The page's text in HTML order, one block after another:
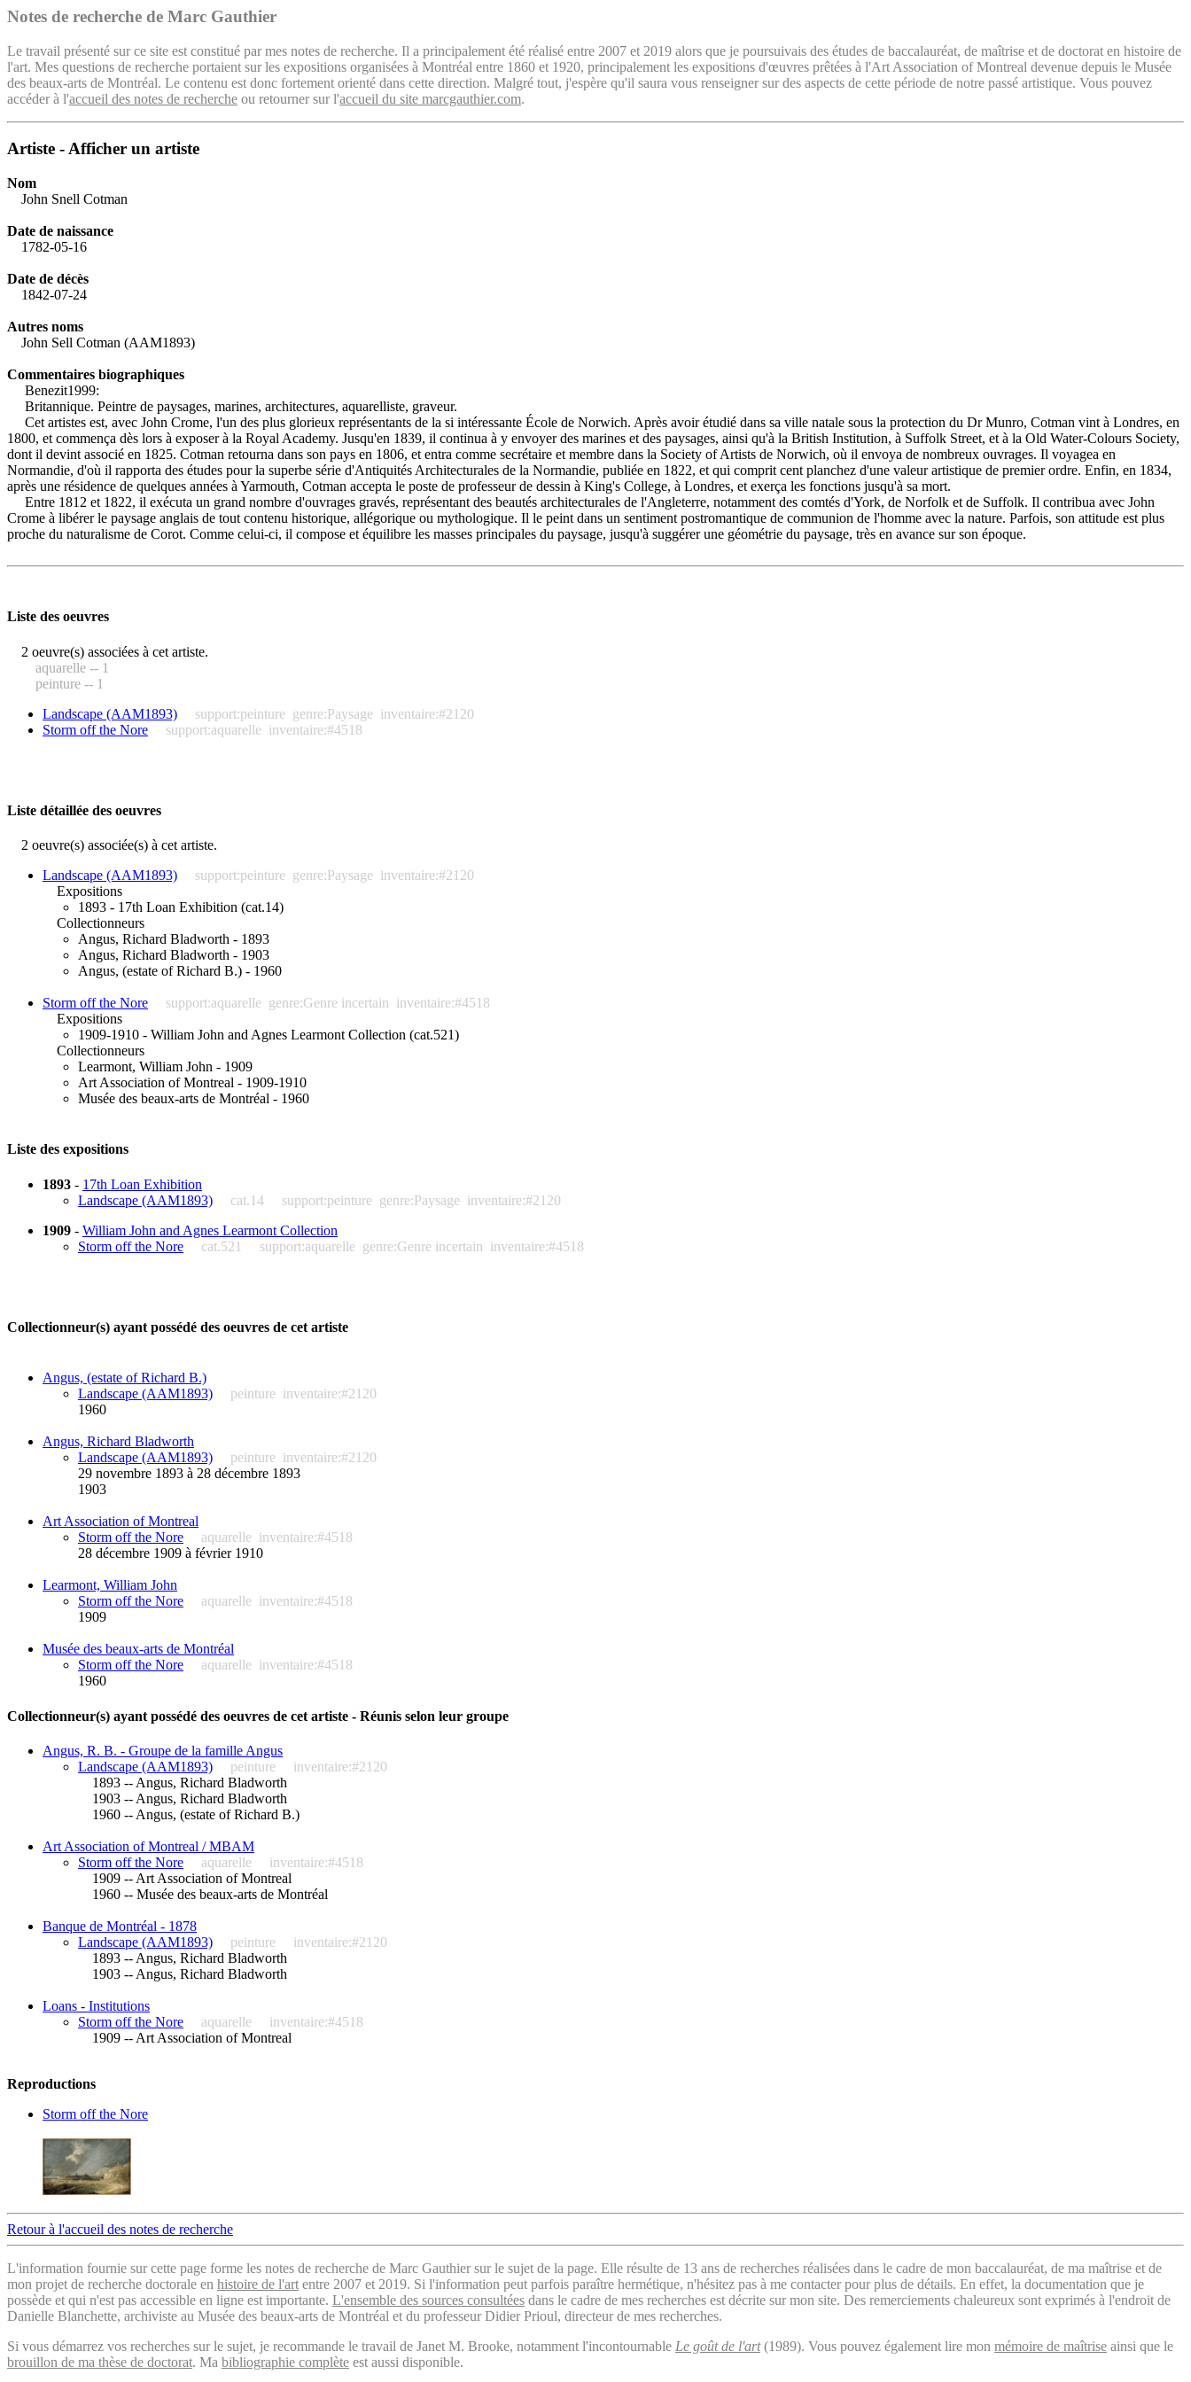
Notes de recherche de Marc Gauthier
Le travail présenté sur ce site est constitué par mes notes de recherche. Il a principalement été réalisé entre 2007 et 2019 alors que je poursuivais des études de baccalauréat, de maîtrise et de doctorat en histoire de
l'art. Mes questions de recherche portaient sur les expositions organisées à Montréal entre 1860 et 1920, principalement les expositions d'œuvres prêtées à l'Art Association of Montreal devenue depuis le Musée
des beaux-arts de Montréal. Le contenu est donc fortement orienté dans cette direction. Malgré tout, j'espère qu'il saura vous renseigner sur des aspects de cette période de notre passé artistique. Vous pouvez
accéder à l'accueil des notes de recherche ou retourner sur l'accueil du site marcgauthier.com.
Artiste - Afficher un artiste
Nom
John Snell Cotman
Date de naissance
1782-05-16
Date de décès
1842-07-24
Autres noms
John Sell Cotman (AAM1893)
Commentaires biographiques
Benezit1999:
Britannique. Peintre de paysages, marines, architectures, aquarelliste, graveur.
Cet artistes est, avec John Crome, l'un des plus glorieux représentants de la si intéressante École de Norwich. Après avoir étudié dans sa ville natale sous la protection du Dr Munro, Cotman vint à Londres, en
1800, et commença dès lors à exposer à la Royal Academy. Jusqu'en 1839, il continua à y envoyer des marines et des paysages, ainsi qu'à la British Institution, à Suffolk Street, et à la Old Water-Colours Society,
dont il devint associé en 1825. Cotman retourna dans son pays en 1806, et entra comme secrétaire et membre dans la Society of Artists de Norwich, où il envoya de nombreux ouvrages. Il voyagea en
Normandie, d'où il rapporta des études pour la superbe série d'Antiquités Architecturales de la Normandie, publiée en 1822, et qui comprit cent planchez d'une valeur artistique de premier ordre. Enfin, en 1834,
après une résidence de quelques années à Yarmouth, Cotman accepta le poste de professeur de dessin à King's College, à Londres, et exerça les fonctions jusqu'à sa mort.
Entre 1812 et 1822, il exécuta un grand nombre d'ouvrages gravés, représentant des beautés architecturales de l'Angleterre, notamment des comtés d'York, de Norfolk et de Suffolk. Il contribua avec John
Crome à libérer le paysage anglais de tout contenu historique, allégorique ou mythologique. Il le peint dans un sentiment postromantique de communion de l'homme avec la nature. Parfois, son attitude est plus
proche du naturalisme de Corot. Comme celui-ci, il compose et équilibre les masses principales du paysage, jusqu'à suggérer une géométrie du paysage, très en avance sur son époque.
Liste des oeuvres
2 oeuvre(s) associées à cet artiste.
aquarelle -- 1
peinture -- 1
Landscape (AAM1893)
support:peinture genre:Paysage inventaire:#2120
Storm off the Nore
support:aquarelle inventaire:#4518
Liste détaillée des oeuvres
2 oeuvre(s) associée(s) à cet artiste.
Landscape (AAM1893)
support:peinture genre:Paysage inventaire:#2120
Expositions
1893 - 17th Loan Exhibition (cat.14)
Collectionneurs
Angus, Richard Bladworth - 1893
Angus, Richard Bladworth - 1903
Angus, (estate of Richard B.) - 1960
Storm off the Nore support:aquarelle genre:Genre incertain inventaire:#4518
Expositions
1909-1910 - William John and Agnes Learmont Collection (cat.521)
Collectionneurs
Learmont, William John - 1909
Art Association of Montreal - 1909-1910
Musée des beaux-arts de Montréal - 1960
Liste des expositions
1893 - 17th Loan Exhibition
Landscape (AAM1893)
cat.14 support:peinture genre:Paysage inventaire:#2120
1909 - William John and Agnes Learmont Collection
Storm off the Nore
cat.521 support:aquarelle genre:Genre incertain inventaire:#4518
Collectionneur(s) ayant possédé des oeuvres de cet artiste
Angus, (estate of Richard B.)
Landscape (AAM1893)
peinture inventaire:#2120
1960
Angus, Richard Bladworth
Landscape (AAM1893)
peinture inventaire:#2120
29 novembre 1893 à 28 décembre 1893
1903
Art Association of Montreal
Storm off the Nore
aquarelle inventaire:#4518
28 décembre 1909 à février 1910
Learmont, William John
Storm off the Nore
aquarelle inventaire:#4518
1909
Musée des beaux-arts de Montréal
Storm off the Nore
aquarelle inventaire:#4518
1960
Collectionneur(s) ayant possédé des oeuvres de cet artiste - Réunis selon leur groupe
Angus, R. B. - Groupe de la famille Angus
Landscape (AAM1893)
peinture
inventaire:#2120
1893 -- Angus, Richard Bladworth
1903 -- Angus, Richard Bladworth
1960 -- Angus, (estate of Richard B.)
Art Association of Montreal / MBAM
Storm off the Nore
aquarelle
inventaire:#4518
1909 -- Art Association of Montreal
1960 -- Musée des beaux-arts de Montréal
Banque de Montréal - 1878
Landscape (AAM1893)
peinture
inventaire:#2120
1893 -- Angus, Richard Bladworth
1903 -- Angus, Richard Bladworth
Loans - Institutions
Storm off the Nore
aquarelle
inventaire:#4518
1909 -- Art Association of Montreal
Reproductions
Storm off the Nore
Retour à l'accueil des notes de recherche
L'information fournie sur cette page forme les notes de recherche de Marc Gauthier sur le sujet de la page. Elle résulte de 13 ans de recherches réalisées dans le cadre de mon baccalauréat, de ma maîtrise et de
mon projet de recherche doctorale en histoire de l'art entre 2007 et 2019. Si l'information peut parfois paraître hermétique, n'hésitez pas à me contacter pour plus de détails. En effet, la documentation que je
possède et qui n'est pas accessible en ligne est importante. L'ensemble des sources consultées dans le cadre de mes recherches est décrite sur mon site. Des remerciements chaleureux sont exprimés à l'endroit de
Danielle Blanchette, archiviste au Musée des beaux-arts de Montréal et du professeur Didier Prioul, directeur de mes recherches.
Si vous démarrez vos recherches sur le sujet, je recommande le travail de Janet M. Brooke, notamment l'incontournable Le goût de l'art(1989). Vous pouvez également lire mon mémoire de maîtrise ainsi que le
brouillon de ma thèse de doctorat. Ma bibliographie complète est aussi disponible.